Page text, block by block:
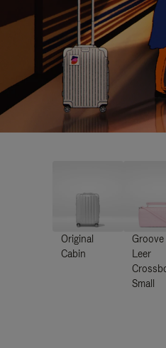
Original
Cabin
Leer
Small